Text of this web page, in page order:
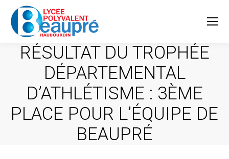
RÉSULTAT DU TROPHÉE
DÉPARTEMENTAL
D’ATHLÉTISME : 3ÈME
PLACE POUR L’ÉQUIPE DE
BEAUPRÉ